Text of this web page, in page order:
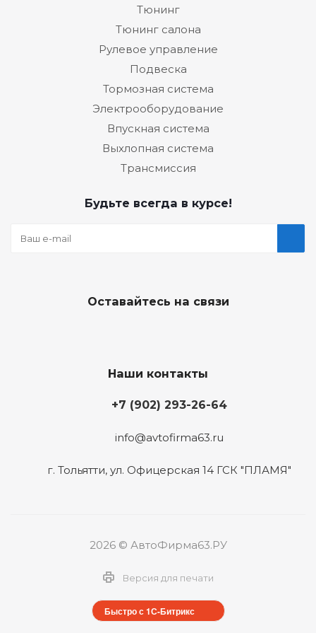
Тюнинг
Тюнинг салона
Рулевое управление
Подвеска
Тормозная система
Электрооборудование
Впускная система
Выхлопная система
Трансмиссия
Будьте всегда в курсе!
Оставайтесь на связи
Наши контакты
+7 (902) 293-26-64
info@avtofirma63.ru
г. Тольятти, ул. Офицерская 14 ГСК "ПЛАМЯ"
2026 © АвтоФирма63.РУ
Версия для печати
Быстро с 1С-Битрикс